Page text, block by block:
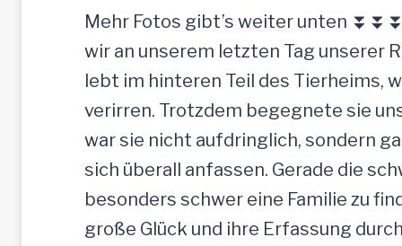
e
l
a
s
s
e
n
Mehr Fotos gibt’s weiter unten
wir an unserem letzten Tag unserer
lebt im hinteren Teil des Tierheims,
verirren. Trotzdem begegnete sie
war sie nicht aufdringlich, sondern
sich überall anfassen. Gerade die
besonders schwer eine Familie zu
große Glück und ihre Erfassung